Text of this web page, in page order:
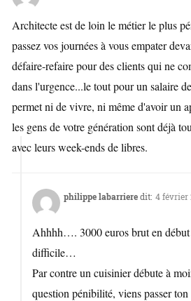
Architecte est de loin le métier le plus
passez vos journées à vous empater
défaire-refaire pour des clients qui ne
dans l'urgence...le tout pour un salaire
permet ni de vivre, ni même d'avoir un
les gens de votre génération sont déjà
avec leurs week-ends de libres.
philippe labarriere dit: 4 février
Ahhhh…. 3000 euros brut en début
difficile…
Par contre un cuisinier débute à
question pénibilité, viens passer